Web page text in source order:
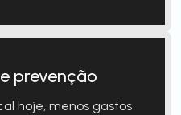
prevenção
hoje, menos gastos